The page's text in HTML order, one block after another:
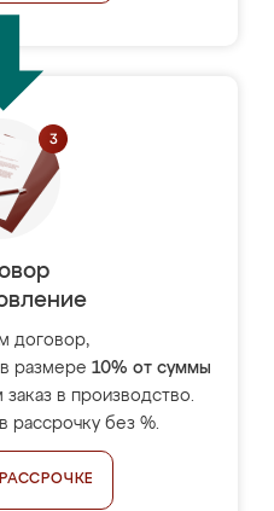
договор,
размере 10% от суммы
в производство.
рассрочку без %.